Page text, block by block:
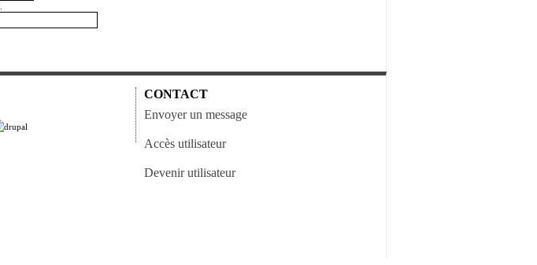
CONTACT
Envoyer un message
Accès utilisateur
Devenir utilisateur